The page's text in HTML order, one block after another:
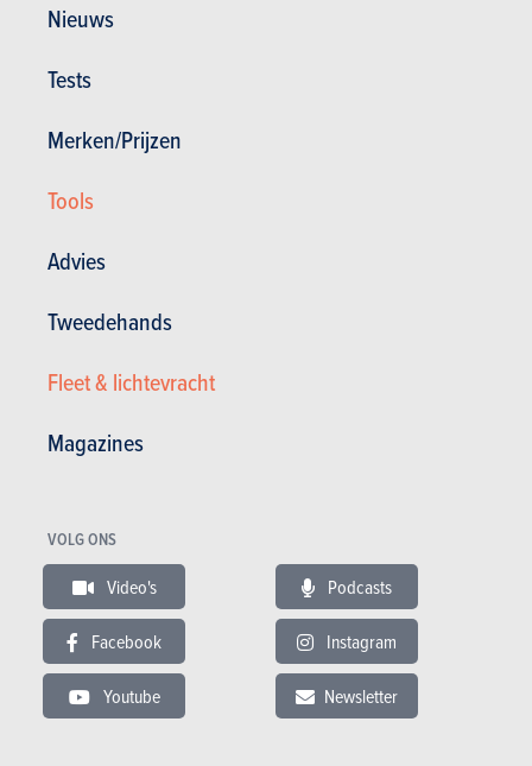
Nieuws
Tests
Merken/Prijzen
Tools
Advies
Tweedehands
Fleet & lichtevracht
Magazines
VOLG ONS
Video's Podcasts
Facebook Instagram
Youtube Newsletter
De andere beoordelingen over de
Mercedes-Benz GLK-Klasse GLK 220 CDI 163